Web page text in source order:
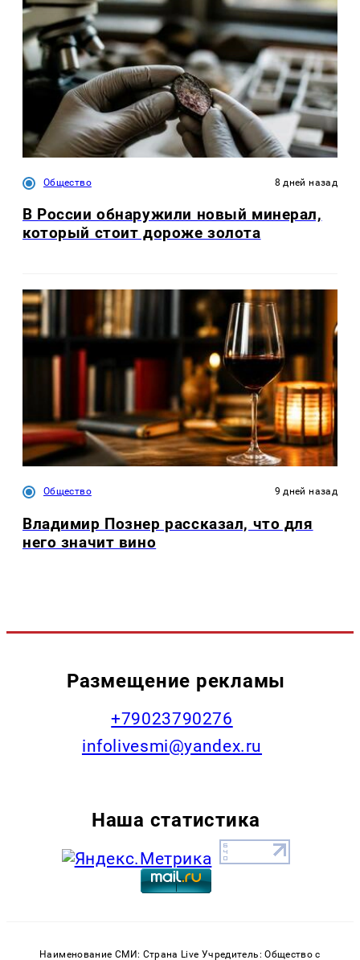
Общество 8 дней назад
В России обнаружили новый минерал,
который стоит дороже золота
Общество 9 дней назад
Владимир Познер рассказал, что для
него значит вино
Размещение рекламы
+79023790276
infolivesmi@yandex.ru
Наша статистика
Наименование СМИ: Страна Live Учредитель: Общество с